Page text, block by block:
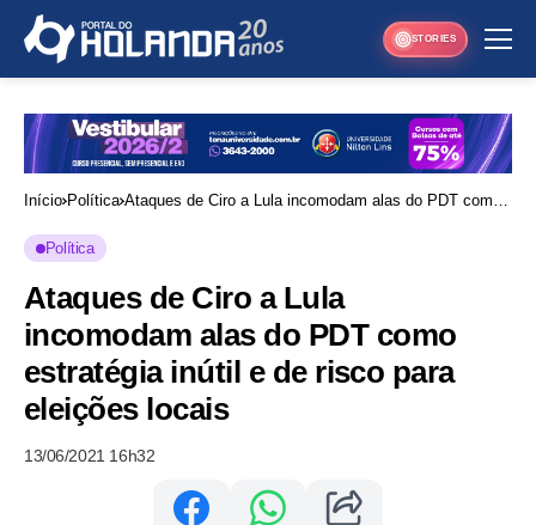
STORIES
Início Política Ataques de Ciro a Lula incomodam alas do PDT como
Política
Ataques de Ciro a Lula
incomodam alas do PDT como
estratégia inútil e de risco para
eleições locais
13/06/2021 16h32